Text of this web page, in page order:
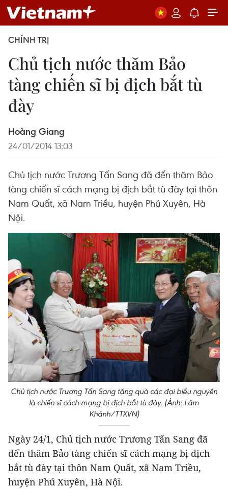
CHÍNH TRỊ
Chủ tịch nước thăm Bảo
tàng chiến sĩ bị địch bắt tù
đày
Hoàng Giang
24/01/2014 13:03
Chủ tịch nước Trương Tấn Sang đã đến thăm Bảo
tàng chiến sĩ cách mạng bị địch bắt tù đày tại thôn
Nam Quất, xã Nam Triều, huyện Phú Xuyên, Hà
Nội.
Chủ tịch nước Trương Tấn Sang tặng quà các đại biểu nguyên
là chiến sĩ cách mạng bị địch bắt tù đày. (Ảnh: Lâm
Khánh/TTXVN)
Ngày 24/1, Chủ tịch nước Trương Tấn Sang đã
đến thăm Bảo tàng chiến sĩ cách mạng bị địch
bắt tù đày tại thôn Nam Quất, xã Nam Triều,
huyện Phú Xuyên, Hà Nội.